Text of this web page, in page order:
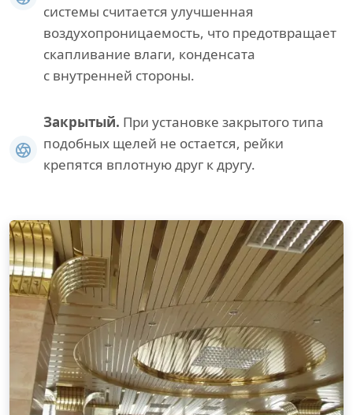
системы считается улучшенная
воздухопроницаемость, что предотвращает
скапливание влаги, конденсата
с внутренней стороны.
Закрытый. При установке закрытого типа
подобных щелей не остается, рейки
крепятся вплотную друг к другу.